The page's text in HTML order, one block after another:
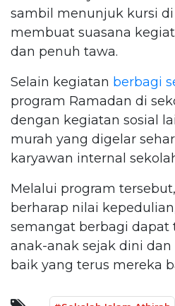
sambil menunjuk kursi
membuat suasana
dan penuh tawa.
Selain kegiatan berbagi
program Ramadan di
dengan kegiatan sosial
murah yang digelar
karyawan internal
Melalui program
berharap nilai
semangat berbagi
anak-anak sejak dini
baik yang terus mereka